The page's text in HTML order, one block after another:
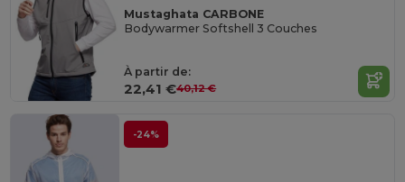
Mustaghata CARBONE
Bodywarmer Softshell 3 Couches
À partir de:
22,41 €40,12 €
-24%